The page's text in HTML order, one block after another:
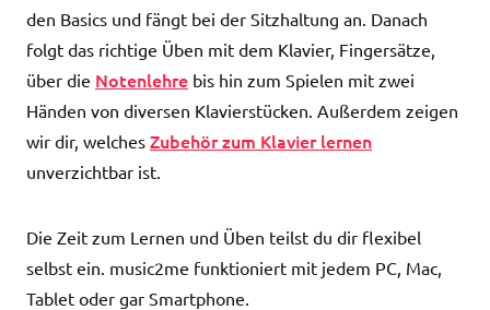
den Basics und fängt bei der Sitzhaltung an. Danach
folgt das richtige Üben mit dem Klavier, Fingersätze,
über die Notenlehre bis hin zum Spielen mit zwei
Händen von diversen Klavierstücken. Außerdem zeigen
wir dir, welches Zubehör zum Klavier lernen
unverzichtbar ist.
Die Zeit zum Lernen und Üben teilst du dir flexibel
selbst ein. music2me funktioniert mit jedem PC, Mac,
Tablet oder gar Smartphone.